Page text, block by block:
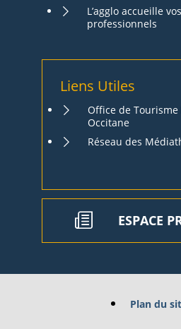
L’agglo accueille
professionnels
Liens Utiles
Office de Tourisme
Occitane
Réseau des
ESPACE
Plan du